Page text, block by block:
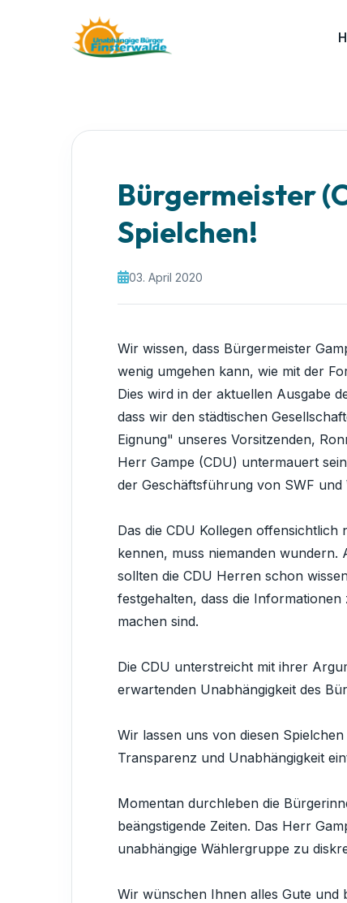
Bürgermeister
Spielchen!
03. April 2020
Wir wissen, dass Bürgermeister
wenig umgehen kann, wie mit der
Dies wird in der aktuellen Ausgabe
dass wir den städtischen
Eignung" unseres Vorsitzenden,
Herr Gampe (CDU) untermauert
der Geschäftsführung von SWF
Das die CDU Kollegen
kennen, muss niemanden
sollten die CDU Herren schon
festgehalten, dass die
machen sind.
Die CDU unterstreicht mit ihrer
erwartenden Unabhängigkeit des
Wir lassen uns von diesen
Transparenz und Unabhängigkeit
Momentan durchleben die
beängstigende Zeiten. Das Herr
unabhängige Wählergruppe zu
Wir wünschen Ihnen alles Gute und